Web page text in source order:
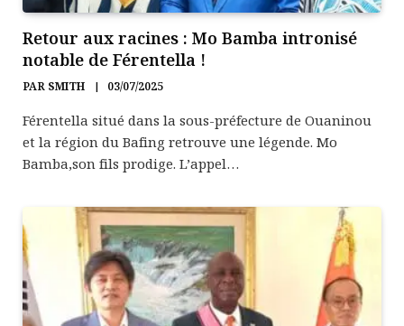
Retour aux racines : Mo Bamba intronisé
notable de Férentella !
PAR SMITH 03/07/2025
Férentella situé dans la sous-préfecture de Ouaninou
et la région du Bafing retrouve une légende. Mo
Bamba,son fils prodige. L’appel…